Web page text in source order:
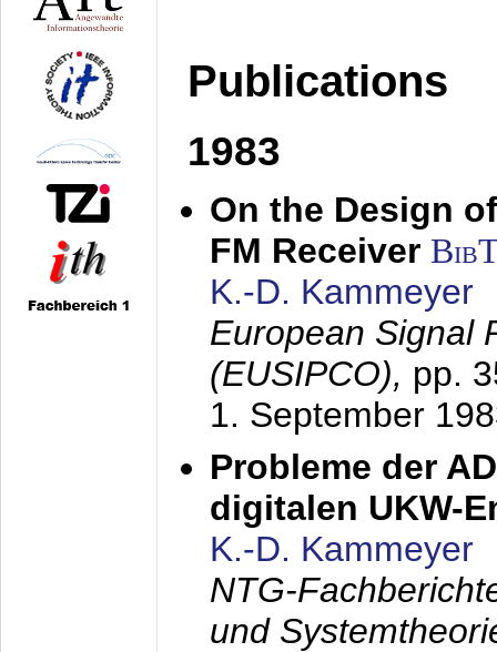
Publications
1983
On the Design
FM Receiver
K.-D. Kammeyer
European Signal
(EUSIPCO), pp.
1. September
Probleme der
digitalen UKW-
K.-D. Kammeyer
NTG-
und